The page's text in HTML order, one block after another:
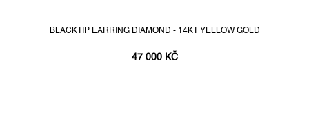
BLACKTIP EARRING DIAMOND - 14KT YELLOW GOLD
47 000 KČ